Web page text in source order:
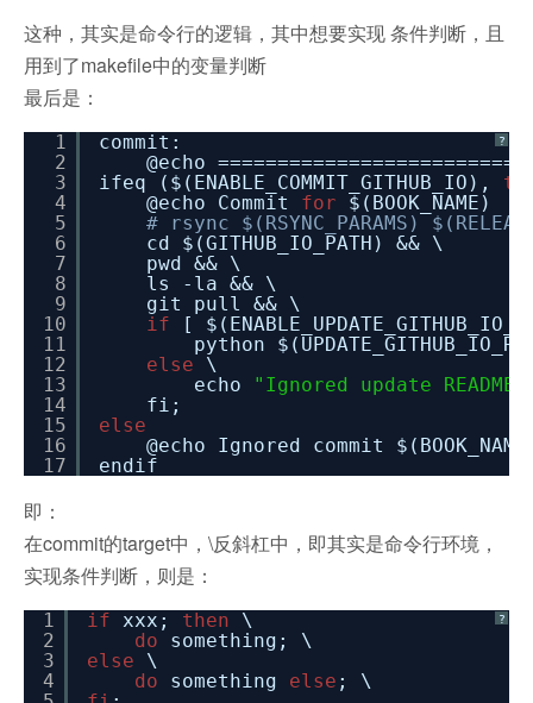
这种，其实是命令行的逻辑，其中想要实现 条件判断，且
用到了makefile中的变量判断
最后是：
?
1
2
3
4
5
6
7
8
9
10
11
12
13
14
15
16
17
commit:
@echo
ifeq ($(ENABLE_COMMIT_GITHUB_IO),
@echo Commit for
$(BOOK_NAME)
# rsync $(RSYNC_PARAMS)
cd $(GITHUB_IO_PATH) && \
pwd && \
ls -la && \
git pull && \
if
[
python
else
\
echo
"Ignored update
fi;
else
@echo Ignored commit
endif
即：
在commit的target中，\反斜杠中，即其实是命令行环境，
实现条件判断，则是：
?
1
2
3
4
if xxx; then
\
do
something; \
else
\
do
something else ; \